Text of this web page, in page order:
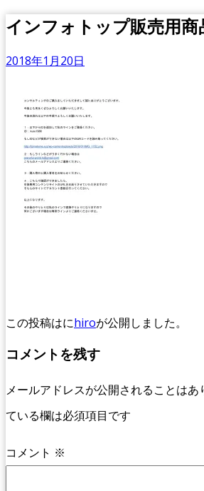
インフォトップ販売用商
2018年1月20日
この投稿はにhiroが公開しました。
コメントを残す
メールアドレスが公開されることはあ
ている欄は必須項目です
コメント ※